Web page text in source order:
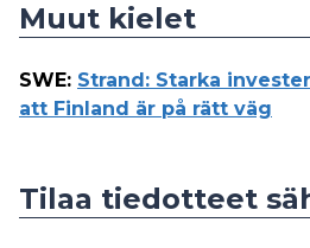
Muut kielet
SWE: Strand: Starka
att Finland är på rätt väg
Tilaa tiedotteet